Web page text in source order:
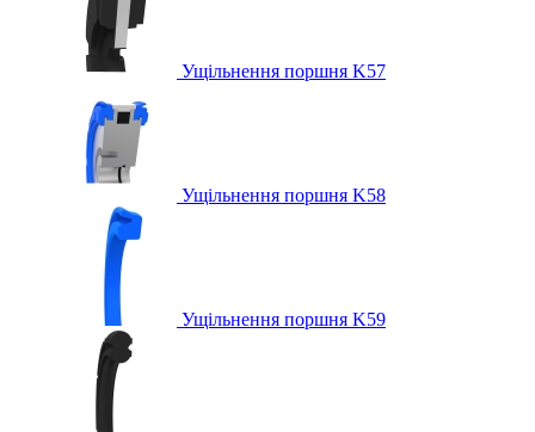
Ущільнення поршня K57
Ущільнення поршня K58
Ущільнення поршня K59